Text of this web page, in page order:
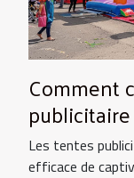
Comment
Les tentes
efficace de